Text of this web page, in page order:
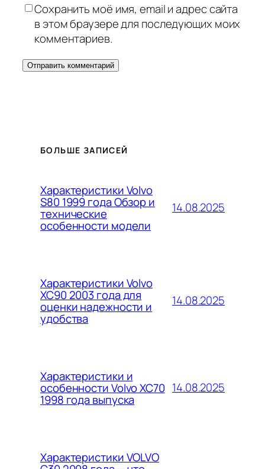
Сохранить моё имя, email и адрес сайта
в этом браузере для последующих моих
комментариев.
БОЛЬШЕ ЗАПИСЕЙ
Характеристики Volvo
S80 1999 года Обзор и
технические
особенности модели
14.08.2025
Характеристики Volvo
XC90 2003 года для
оценки надежности и
удобства
14.08.2025
Характеристики и
особенности Volvo XC70
1998 года выпуска
14.08.2025
Характеристики VOLVO